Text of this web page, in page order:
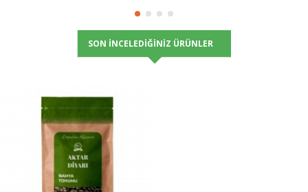
SON İNCELEDIĞINIZ ÜRÜNLER